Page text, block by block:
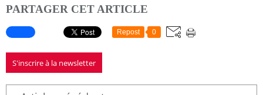
PARTAGER CET ARTICLE
Repost 0
S'inscrire à la newsletter